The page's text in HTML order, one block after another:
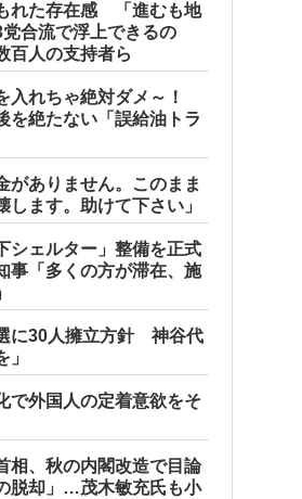
れた存在感 「進むも地
合流で浮上できるの
百人の支持者ら
入れちゃ絶対ダメ～！
を絶たない「誤給油トラ
がありません。このまま
します。助けて下さい」
シェルター」整備を正式
事「多くの方が滞在、施
に30人擁立方針 神谷代
で外国人の定着意欲をそ
相、秋の内閣改造で目論
脱却」…茂木敏充氏も小